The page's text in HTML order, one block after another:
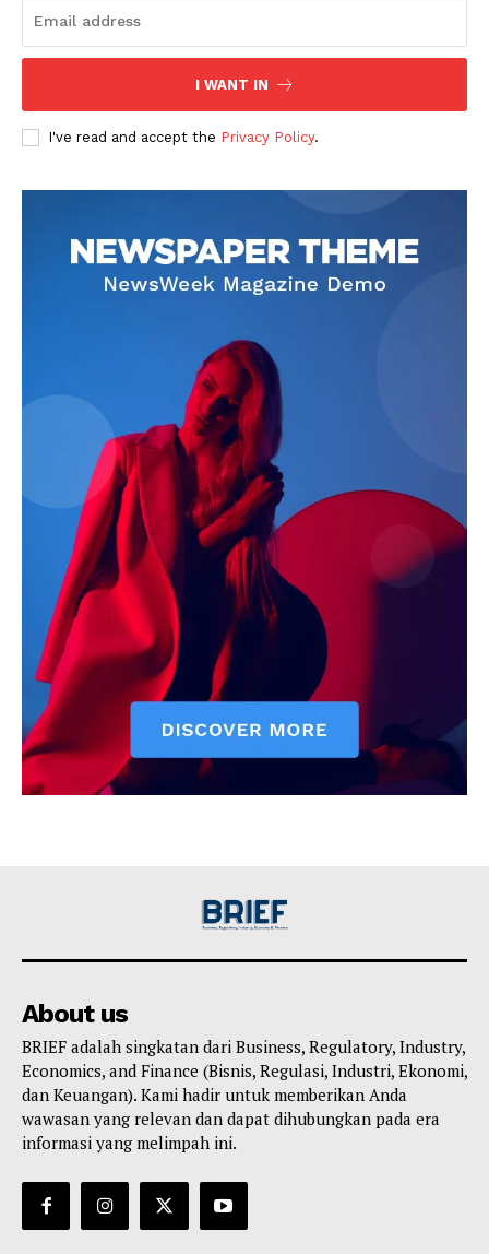
I WANT IN
I've read and accept the Privacy Policy.
About us
BRIEF adalah singkatan dari Business, Regulatory, Industry,
Economics, and Finance (Bisnis, Regulasi, Industri, Ekonomi,
dan Keuangan). Kami hadir untuk memberikan Anda
wawasan yang relevan dan dapat dihubungkan pada era
informasi yang melimpah ini.